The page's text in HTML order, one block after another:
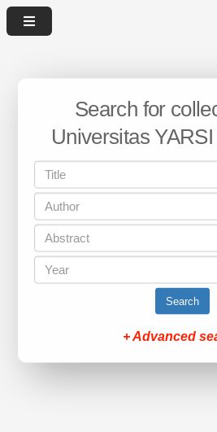
Search for
Universitas
Search
+ Advanced